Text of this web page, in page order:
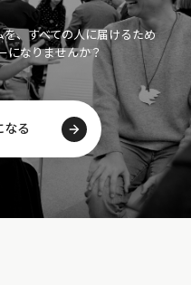
、すべての人に届けるため
になりませんか？
なる